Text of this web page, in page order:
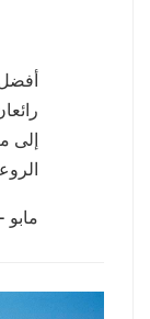
إلى
مابو